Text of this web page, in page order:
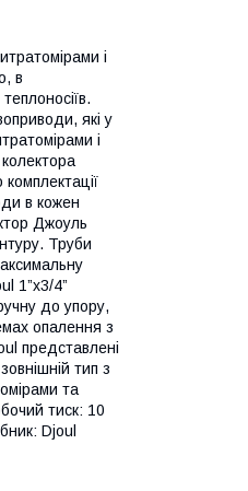
і
в
які у
і
в кожен
Джоуль
Труби
1”x3/4”
до упору,
опалення з
представлені
тип з
та
тиск: 10
Djoul